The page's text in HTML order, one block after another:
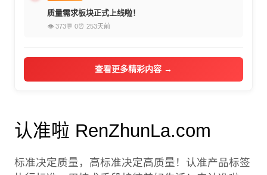
质量需求板块正式上线啦！
👁 373💬 0⏰ 253天前
查看更多精彩内容 →
认准啦 RenZhunLa.com
标准决定质量，高标准决定高质量！认准产品标签